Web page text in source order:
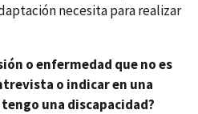
necesita para realizar
o enfermedad que no es
o indicar en una
una discapacidad?